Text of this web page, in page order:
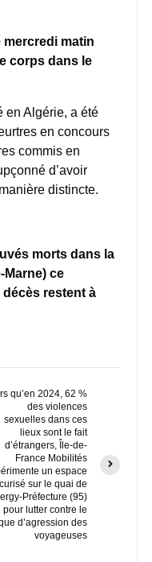
mercredi matin
corps dans le
en Algérie, a été
en concours
commis en
d’avoir
distincte.
morts dans la
Marne) ce
restent à
qu’en 2024, 62 %
des violences
sexuelles dans ces
lieux sont le fait
d’étrangers, Île-de-
France Mobilités
un espace
sur le quai de
Préfecture (95)
pour lutter contre le
d’agression des
voyageuses